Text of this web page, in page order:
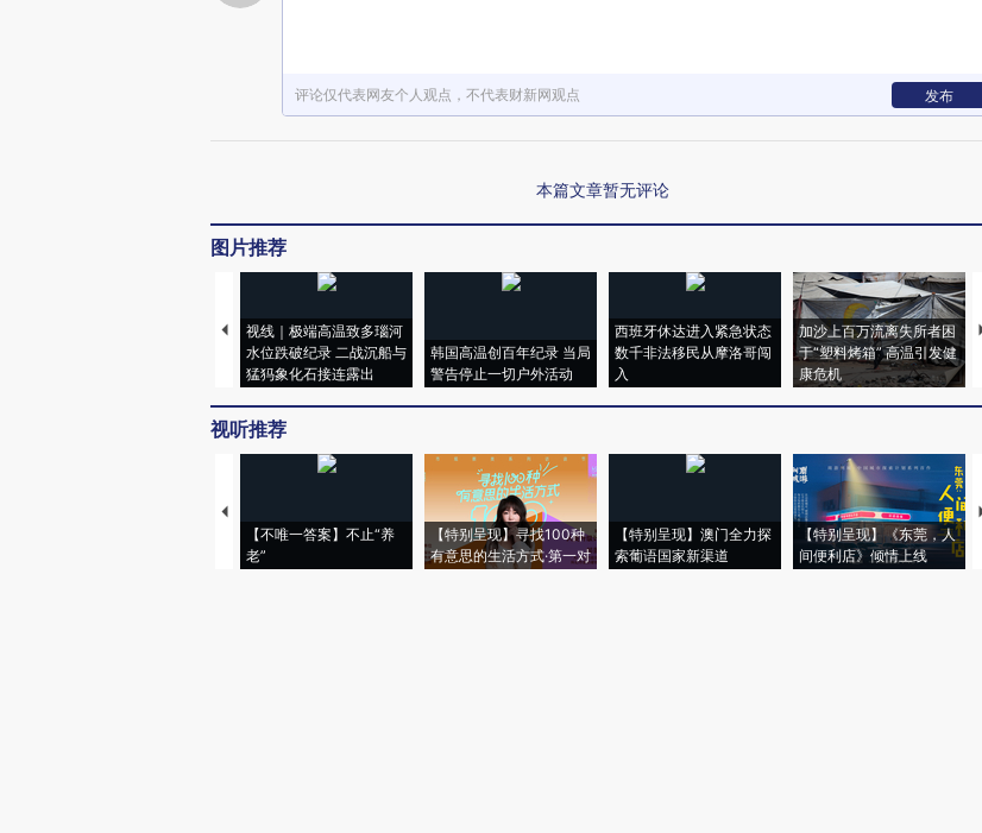
评论仅代表网友个人观点，不代表财新网观点 发布
本篇文章暂无评论
图片推荐
视线｜极端高温致多瑙河
水位跌破纪录 二战沉船与
猛犸象化石接连露出
韩国高温创百年纪录 当局
警告停止一切户外活动
西班牙休达进入紧急状态
数千非法移民从摩洛哥闯
入
加沙上百万流离失所者困
于“塑料烤箱” 高温引发健
康危机
视听推荐
【不唯一答案】不止“养
老”
【特别呈现】寻找100种
有意思的生活方式·第一对
【特别呈现】澳门全力探
索葡语国家新渠道
【特别呈现】《东莞，人
间便利店》倾情上线